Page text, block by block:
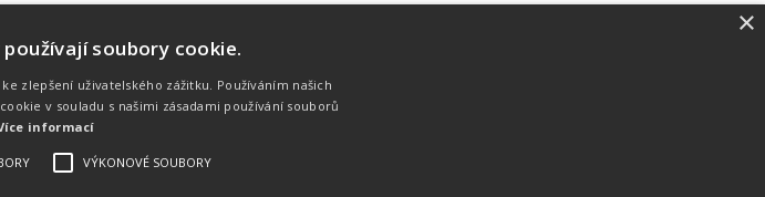
na profesionální
pořádání sportovních
závodů, registraci na
zpracování a publikaci
zakázku. Lze online publikovat výsledky
×
soubory cookie.
zlepšení uživatelského zážitku. Používáním našich
v souladu s našimi zásadami používání souborů
informací
VÝKONOVÉ SOUBORY